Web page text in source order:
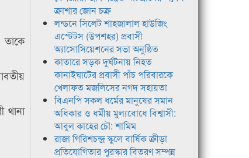
তাকে
থানা
ক্রাশার জোন চক্র
লন্ডনে সিলেট শাহজালাল হাউজিং
এস্টেটস (উপশহর) প্রবাসী
অ্যাসোসিয়েশনের সভা অনুষ্ঠিত
কাতারে সড়ক দুর্ঘটনায় নিহত
কানাইঘাটের প্রবাসী পাঁচ পরিবারকে
খেলাফত মজলিসের নগদ সহায়তা
বিএনপি সকল ধর্মের মানুষের সমান
অধিকার ও ধর্মীয় মুল্যবোধে বিশ্বাসী:
আবুল কাহের চৌ: শামিম
রাজা গিরিশচন্দ্র স্কুলে বার্ষিক ক্রীড়া
প্রতিযোগিতার পুরস্কার বিতরণ সম্পন্ন